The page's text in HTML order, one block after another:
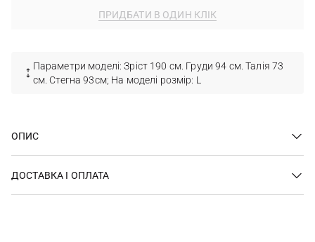
ПРИДБАТИ В ОДИН КЛІК
Параметри моделі: Зріст 190 см. Груди 94 см. Талія 73
см. Стегна 93см; На моделі розмір: L
ОПИС
ДОСТАВКА І ОПЛАТА